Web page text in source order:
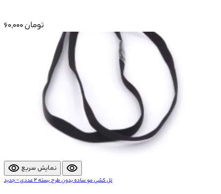
60,000 تومان
visibility نمایش سریع visibility
تل کشی مو ساده بدون طرح بسته 2 عددی - جدید